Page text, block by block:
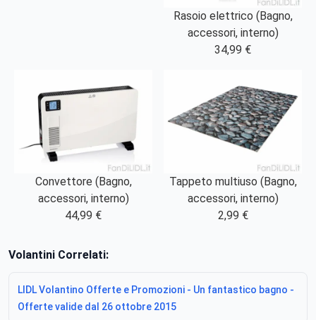
Rasoio elettrico (Bagno,
accessori, interno)
34,99 €
Convettore (Bagno,
accessori, interno)
44,99 €
Tappeto multiuso (Bagno,
accessori, interno)
2,99 €
Volantini Correlati:
LIDL Volantino Offerte e Promozioni - Un fantastico bagno -
Offerte valide dal 26 ottobre 2015